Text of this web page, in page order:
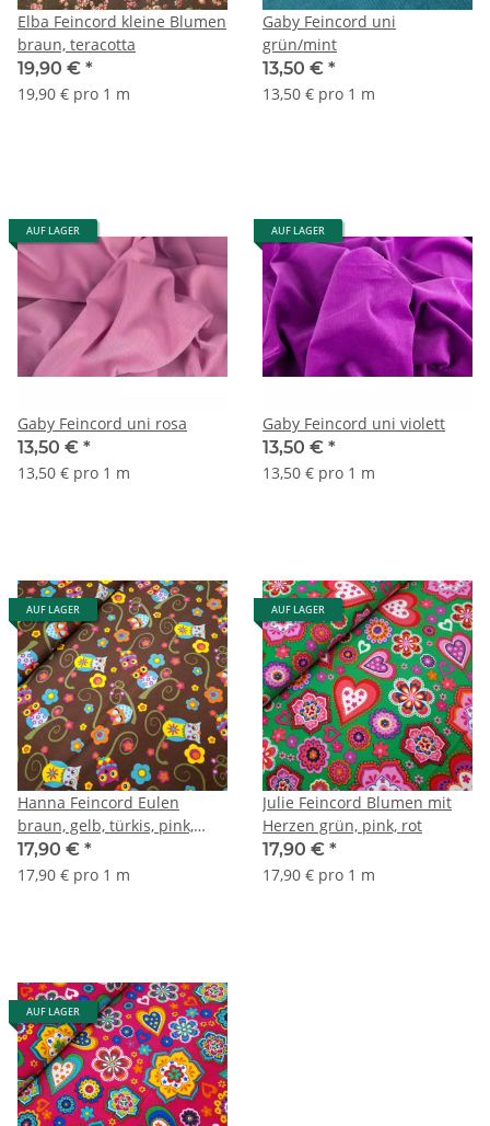
Elba Feincord kleine Blumen
braun, teracotta
19,90 € *
19,90 € pro 1 m
Gaby Feincord uni
grün/mint
13,50 € *
13,50 € pro 1 m
AUF LAGER
Gaby Feincord uni rosa
13,50 € *
13,50 € pro 1 m
AUF LAGER
Gaby Feincord uni violett
13,50 € *
13,50 € pro 1 m
AUF LAGER
Hanna Feincord Eulen
braun, gelb, türkis, pink,
orange
17,90 € *
17,90 € pro 1 m
AUF LAGER
Julie Feincord Blumen mit
Herzen grün, pink, rot
17,90 € *
17,90 € pro 1 m
AUF LAGER